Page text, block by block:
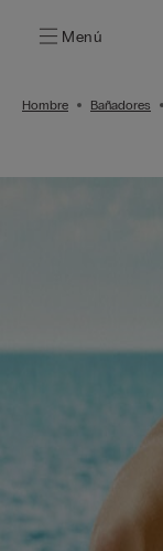
Menú
Hombre Bañadores